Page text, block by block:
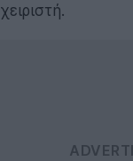
χειριστή.